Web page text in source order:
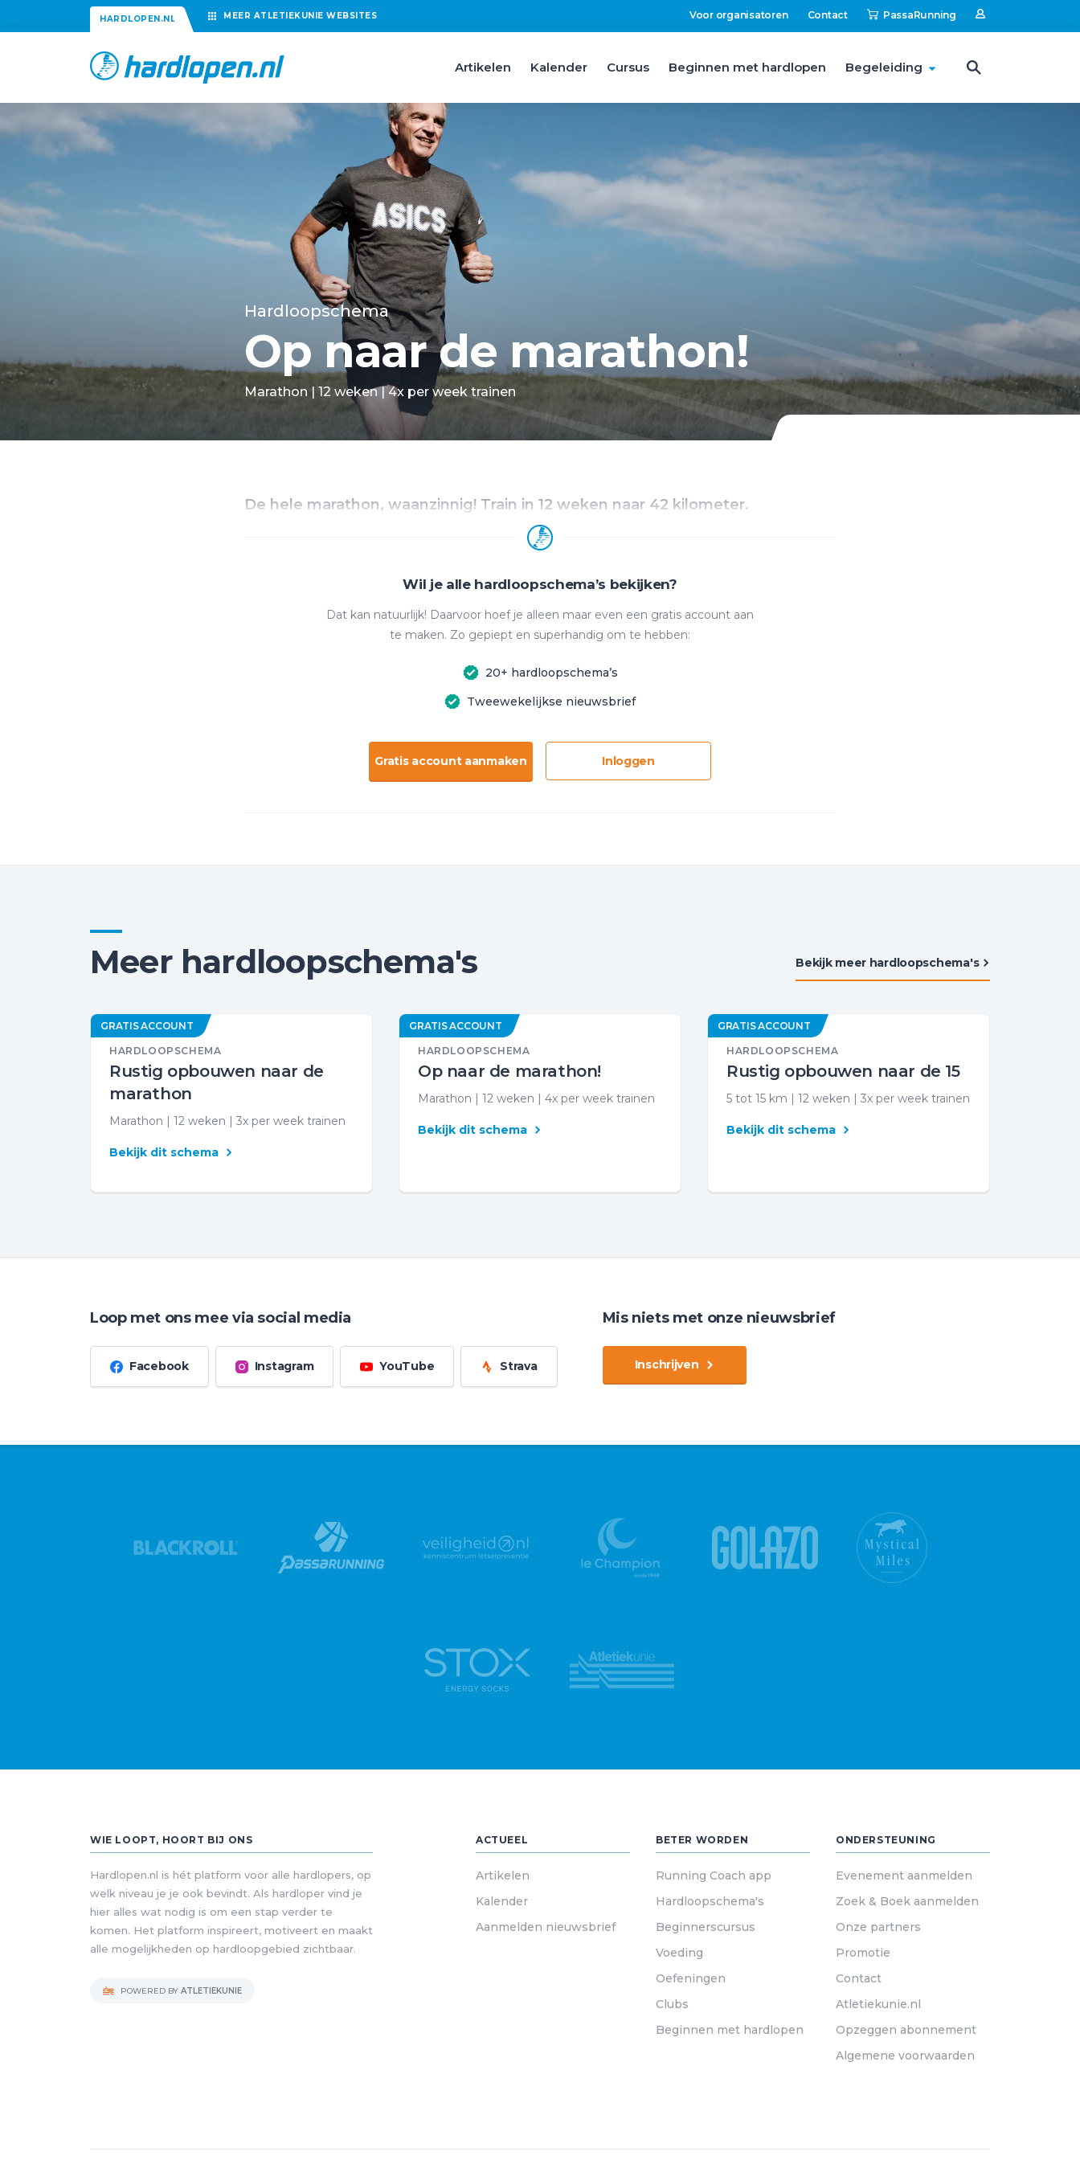
HARDLOPEN.NL MEER ATLETIEKUNIE WEBSITES Voor organisatoren Contact PassaRunning
Artikelen Kalender Cursus Beginnen met hardlopen Begeleiding
Hardloopschema
Op naar de marathon!
Marathon | 12 weken | 4x per week trainen
De hele marathon, waanzinnig! Train in 12 weken naar 42 kilometer.
Wil je alle hardloopschema’s bekijken?
Dat kan natuurlijk! Daarvoor hoef je alleen maar even een gratis account aan
te maken. Zo gepiept en superhandig om te hebben:
20+ hardloopschema’s
Tweewekelijkse nieuwsbrief
Gratis account aanmaken Inloggen
Meer hardloopschema's Bekijk meer hardloopschema's
GRATIS ACCOUNT
HARDLOOPSCHEMA
Rustig opbouwen naar de
marathon
Marathon | 12 weken | 3x per week trainen
Bekijk dit schema
GRATIS ACCOUNT
HARDLOOPSCHEMA
Op naar de marathon!
Marathon | 12 weken | 4x per week trainen
Bekijk dit schema
GRATIS ACCOUNT
HARDLOOPSCHEMA
Rustig opbouwen naar de 15
5 tot 15 km | 12 weken | 3x per week trainen
Bekijk dit schema
Loop met ons mee via social media
Facebook Instagram YouTube Strava
Mis niets met onze nieuwsbrief
Inschrijven
WIE LOOPT, HOORT BIJ ONS
Hardlopen.nl is hét platform voor alle hardlopers, op
welk niveau je je ook bevindt. Als hardloper vind je
hier alles wat nodig is om een stap verder te
komen. Het platform inspireert, motiveert en maakt
alle mogelijkheden op hardloopgebied zichtbaar.
POWERED BY ATLETIEKUNIE
ACTUEEL
Artikelen
Kalender
Aanmelden nieuwsbrief
BETER WORDEN
Running Coach app
Hardloopschema's
Beginnerscursus
Voeding
Oefeningen
Clubs
Beginnen met hardlopen
ONDERSTEUNING
Evenement aanmelden
Zoek & Boek aanmelden
Onze partners
Promotie
Contact
Atletiekunie.nl
Opzeggen abonnement
Algemene voorwaarden